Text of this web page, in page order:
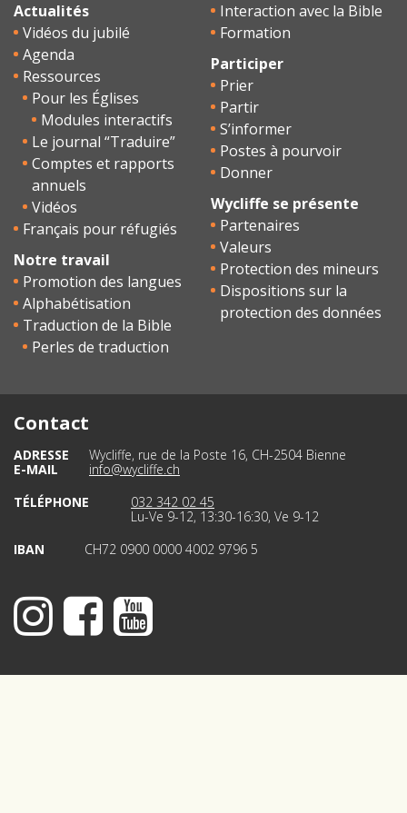
Actualités
Vidéos du jubilé
Agenda
Ressources
Pour les Églises
Modules interactifs
Le journal “Traduire”
Comptes et rapports
annuels
Vidéos
Français pour réfugiés
Notre travail
Promotion des langues
Alphabétisation
Traduction de la Bible
Perles de traduction
Interaction avec la Bible
Formation
Participer
Prier
Partir
S’informer
Postes à pourvoir
Donner
Wycliffe se présente
Partenaires
Valeurs
Protection des mineurs
Dispositions sur la
protection des données
Contact
ADRESSE
Wycliffe, rue de la Poste 16, CH-2504 Bienne
E-MAIL
info@wycliffe.ch
TÉLÉPHONE
032 342 02 45
Lu-Ve 9-12, 13:30-16:30, Ve 9-12
IBAN
CH72 0900 0000 4002 9796 5